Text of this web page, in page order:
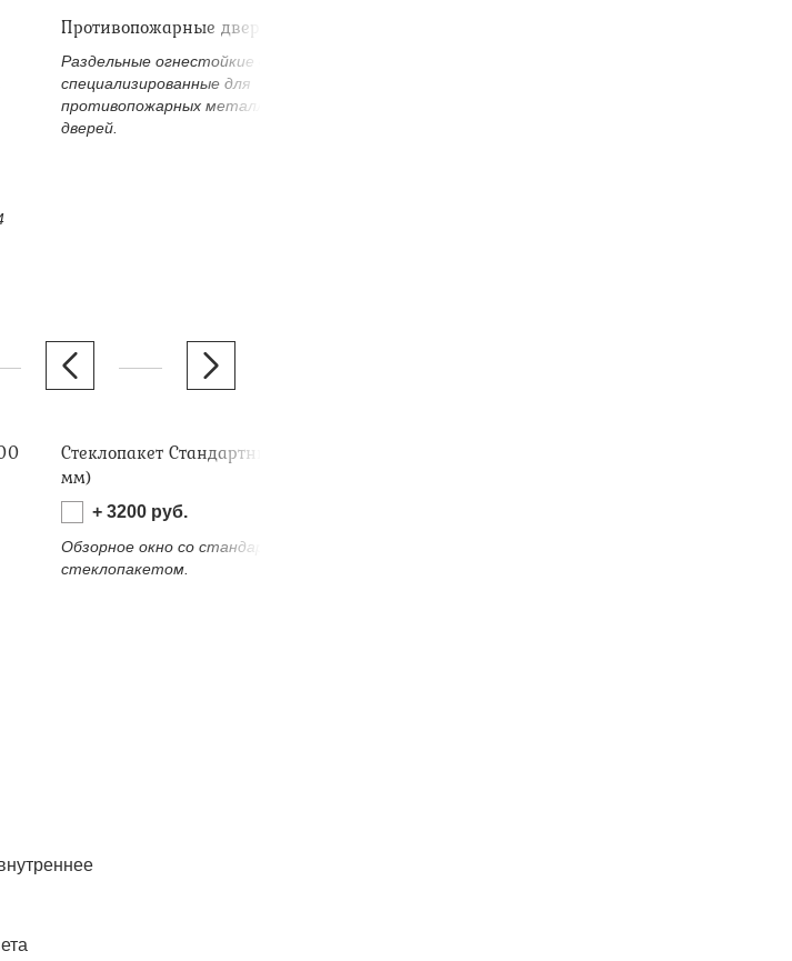
Противопожарные дверные ручки
Раздельные огнестойкие дверные ручки
специализированные для
противопожарных металлических
дверей.
Стеклопакет Стандартный (300*700
мм)
+ 3200 руб.
Обзорное окно со стандартным
стеклопакетом.